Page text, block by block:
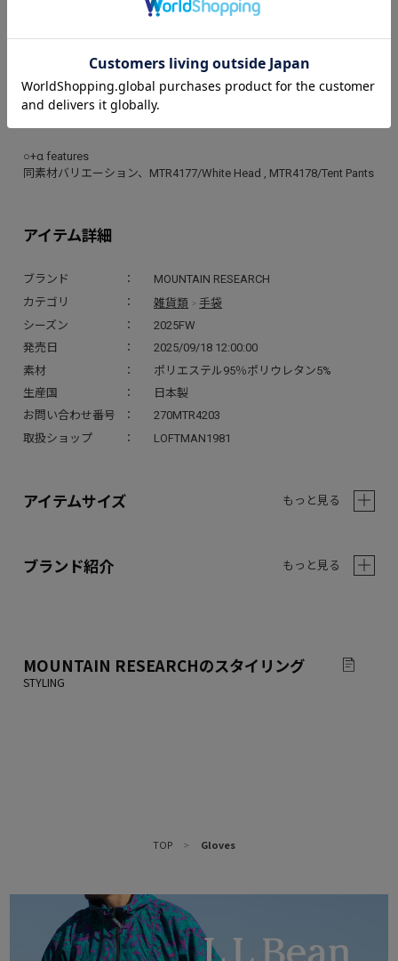
アイテム詳細
ブランド
MOUNTAIN RESEARCH
カテゴリ
雑貨類 >手袋
シーズン
2025FW
発売日
2025/09/18 12:00:00
素材
ポリエステル95％ポリウレタン5%
生産国
日本製
お問い合わせ番号
270MTR4203
取扱ショップ
LOFTMAN1981
チューブ型ハンドカバー。
袖の延長パーツと捉えるとさらに使い勝手が良いです。
右には、シーズンのキーワードの1つ、”HEAVEN IN THE
MOUNTAIN”フロッキープリント、左にはPCU タグのアシンメトリー
○+α features
同素材バリエーション、MTR4177/White Head , MTR4178/Tent Pants
アイテムサイズ もっと見る
ブランド紹介 もっと見る
MOUNTAIN RESEARCHのスタイリング
TOP > Gloves